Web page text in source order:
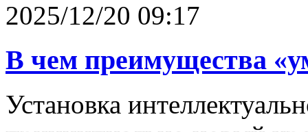
2025/12/20 09:17
В чем преимущества
Установка